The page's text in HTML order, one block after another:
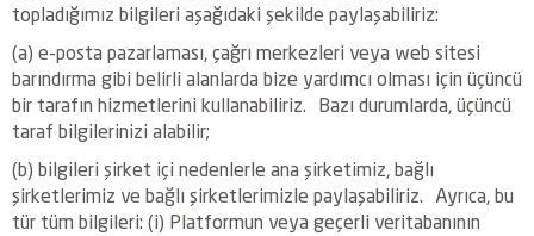
topladığımız bilgileri aşağıdaki şekilde paylaşabiliriz:
(a) e-posta pazarlaması, çağrı merkezleri veya web sitesi
barındırma gibi belirli alanlarda bize yardımcı olması için üçüncü
bir tarafın hizmetlerini kullanabiliriz. Bazı durumlarda, üçüncü
taraf bilgilerinizi alabilir;
(b) bilgileri şirket içi nedenlerle ana şirketimiz, bağlı
şirketlerimiz ve bağlı şirketlerimizle paylaşabiliriz. Ayrıca, bu
tür tüm bilgileri: (i) Platformun veya geçerli veritabanının